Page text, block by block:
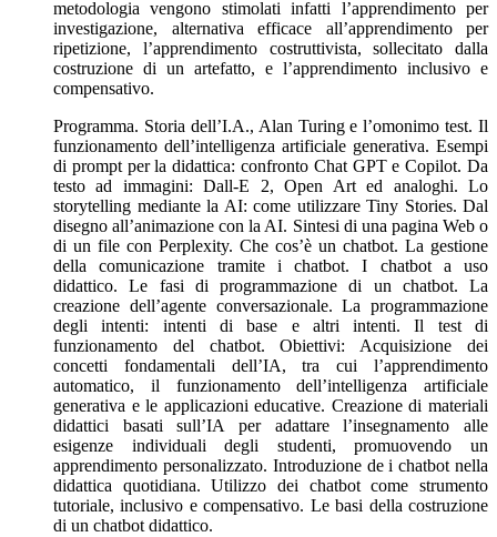
metodologia vengono stimolati infatti l’apprendimento per
investigazione, alternativa efficace all’apprendimento per
ripetizione, l’apprendimento costruttivista, sollecitato dalla
costruzione di un artefatto, e l’apprendimento inclusivo e
compensativo.
Programma. Storia dell’I.A., Alan Turing e l’omonimo test. Il
funzionamento dell’intelligenza artificiale generativa. Esempi
di prompt per la didattica: confronto Chat GPT e Copilot. Da
testo ad immagini: Dall-E 2, Open Art ed analoghi. Lo
storytelling mediante la AI: come utilizzare Tiny Stories. Dal
disegno all’animazione con la AI. Sintesi di una pagina Web o
di un file con Perplexity. Che cos’è un chatbot. La gestione
della comunicazione tramite i chatbot. I chatbot a uso
didattico. Le fasi di programmazione di un chatbot. La
creazione dell’agente conversazionale. La programmazione
degli intenti: intenti di base e altri intenti. Il test di
funzionamento del chatbot. Obiettivi: Acquisizione dei
concetti fondamentali dell’IA, tra cui l’apprendimento
automatico, il funzionamento dell’intelligenza artificiale
generativa e le applicazioni educative. Creazione di materiali
didattici basati sull’IA per adattare l’insegnamento alle
esigenze individuali degli studenti, promuovendo un
apprendimento personalizzato. Introduzione de i chatbot nella
didattica quotidiana. Utilizzo dei chatbot come strumento
tutoriale, inclusivo e compensativo. Le basi della costruzione
di un chatbot didattico.